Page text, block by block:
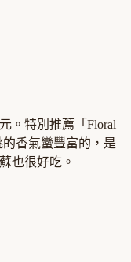
。特別推薦「Floral
香氣蠻豐富的，是
也很好吃。